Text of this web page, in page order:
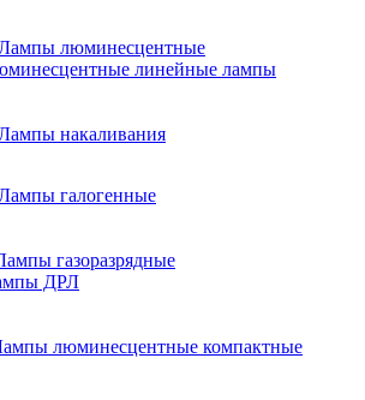
люминесцентные
линейные лампы
накаливания
галогенные
газоразрядные
ДРЛ
люминесцентные компактные